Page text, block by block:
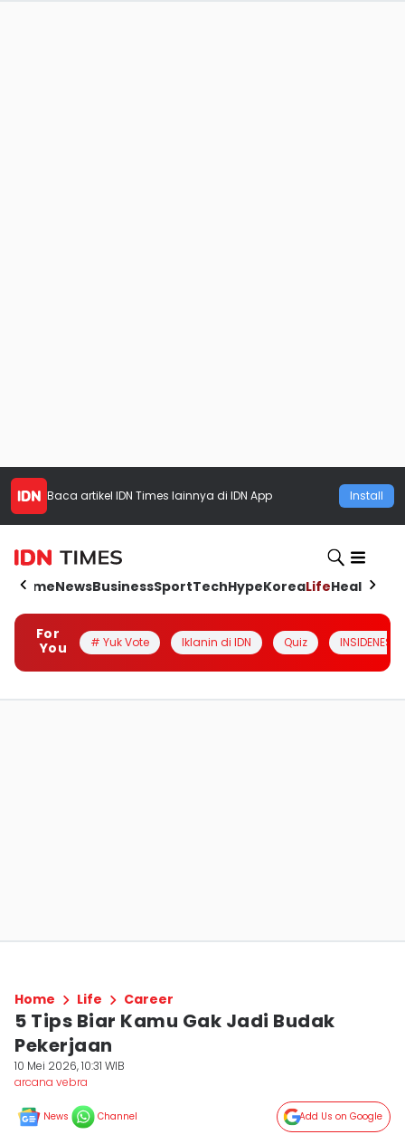
Baca artikel IDN Times lainnya di IDN App Install
HomeNewsBusinessSportTechHypeKoreaLifeHealth
For
You
# Yuk Vote Iklanin di IDN Quiz INSIDENESIA
Home Life Career
5 Tips Biar Kamu Gak Jadi Budak
Pekerjaan
10 Mei 2026, 10:31 WIB
arcana vebra
News Channel Add Us on Google